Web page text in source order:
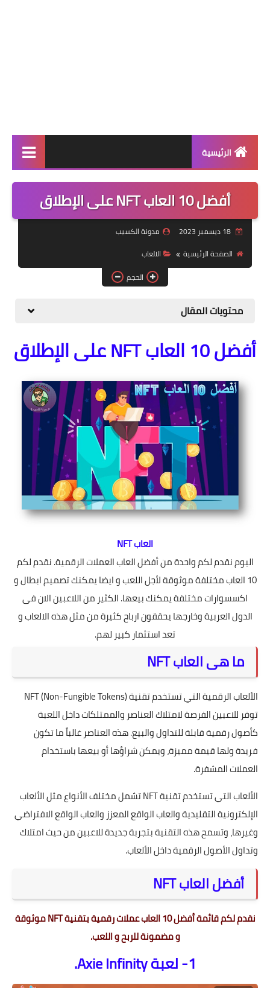
الرئيسية
الربح من الانترنت
الالعاب
التطبيقات
المواقع
أفضل 10 العاب NFT على الإطلاق
18 ديسمبر 2023
مدونة الكسيب
الصفحة الرئيسية
الالعاب
الحجم
محتويات المقال
أفضل 10 العاب NFT على الإطلاق
العاب NFT
اليوم نقدم لكم واحدة من أفضل العاب العملات الرقمية. نقدم لكم
10 العاب مختلفة موثوقة لأجل اللعب و ايضا يمكنك تصميم ابطال و
اكسسوارات مختلفة يمكنك بيعها. الكثير من اللاعبين الان فى
الدول العربية وخارجها يحققون ارباح كثيرة من مثل هذه الالعاب و
تعد استثمار كبير لهم.
ما هى العاب NFT
الألعاب الرقمية التي تستخدم تقنية NFT (Non-Fungible Tokens)
توفر للاعبين الفرصة لامتلاك العناصر والممتلكات داخل اللعبة
كأصول رقمية قابلة للتداول والبيع. هذه العناصر غالباً ما تكون
فريدة ولها قيمة مميزة، ويمكن شراؤها أو بيعها باستخدام
العملات المشفرة.
الألعاب التي تستخدم تقنية NFT تشمل مختلف الأنواع مثل الألعاب
الإلكترونية التقليدية والعاب الواقع المعزز والعاب الواقع الافتراضي
وغيرها، وتسمح هذه التقنية بتجربة جديدة للاعبين من حيث امتلاك
وتداول الأصول الرقمية داخل الألعاب.
أفضل العاب NFT
نقدم لكم قائمة أفضل 10 العاب عملات رقمية بتقنية NFT موثوقة
و مضمونة للربح و اللعب.
1- لعبة Axie Infinity.